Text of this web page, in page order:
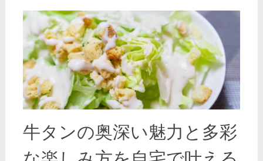
牛タンの奥深い魅力と多彩